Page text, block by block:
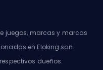
juegos, marcas y marcas
en Eloking son
dueños.